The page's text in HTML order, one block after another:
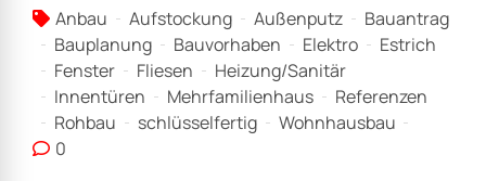
Anbau Aufstockung Außenputz
Bauantrag
Bauplanung
Bauvorhaben Elektro
Estrich
Fenster
Fliesen
Heizung/Sanitär
Innentüren
Mehrfamilienhaus
Referenzen
Rohbau
schlüsselfertig
Wohnhausbau
0